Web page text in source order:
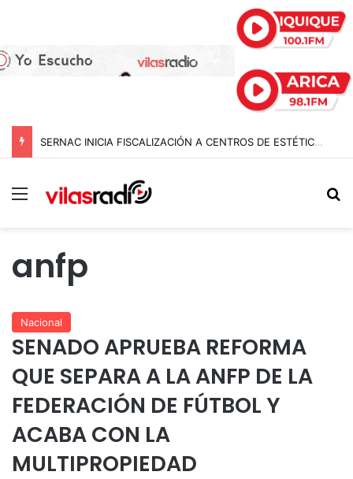
SERNAC INICIA FISCALIZACIÓN A CENTROS DE ESTÉTICA EN EL PAÍS E INTERVIENE EN TARAPACÁ: BUSCAN FRENAR RIESGOS Y PUBLICIDAD ENGAÑOSA
Menú
anfp
Nacional
SENADO APRUEBA REFORMA
QUE SEPARA A LA ANFP DE LA
FEDERACIÓN DE FÚTBOL Y
ACABA CON LA
MULTIPROPIEDAD